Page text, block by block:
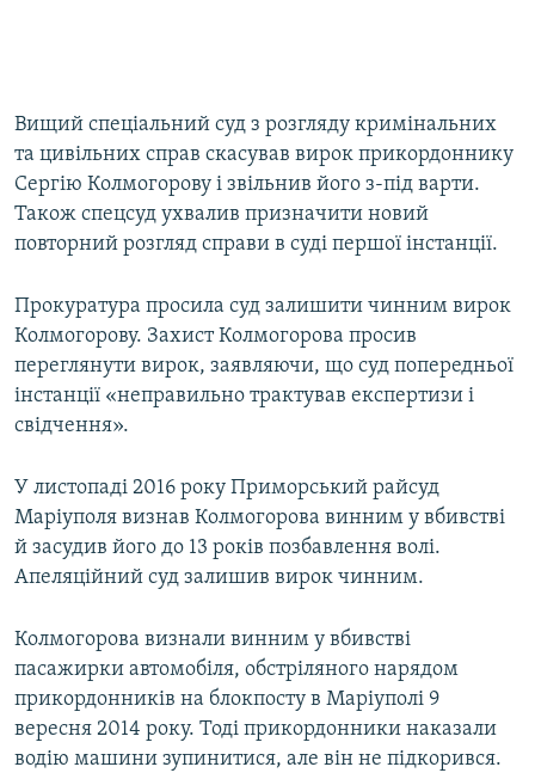
Вищий спеціальний суд з розгляду кримінальних
та цивільних справ скасував вирок прикордоннику
Сергію Колмогорову і звільнив його з-під варти.
Також спецсуд ухвалив призначити новий
повторний розгляд справи в суді першої інстанції.
Прокуратура просила суд залишити чинним вирок
Колмогорову. Захист Колмогорова просив
переглянути вирок, заявляючи, що суд попередньої
інстанції «неправильно трактував експертизи і
свідчення».
У листопаді 2016 року Приморський райсуд
Маріуполя визнав Колмогорова винним у вбивстві
й засудив його до 13 років позбавлення волі.
Апеляційний суд залишив вирок чинним.
Колмогорова визнали винним у вбивстві
пасажирки автомобіля, обстріляного нарядом
прикордонників на блокпосту в Маріуполі 9
вересня 2014 року. Тоді прикордонники наказали
водію машини зупинитися, але він не підкорився.